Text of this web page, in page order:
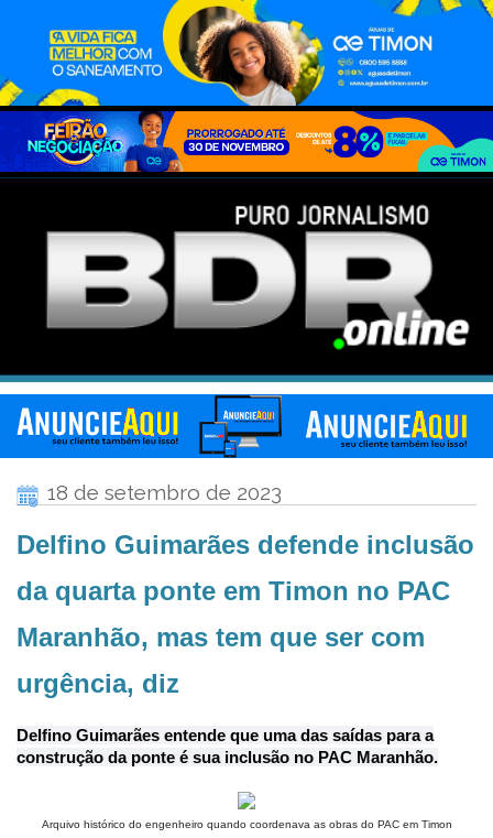
18 de setembro de 2023
Delfino Guimarães defende inclusão
da quarta ponte em Timon no PAC
Maranhão, mas tem que ser com
urgência, diz
Delfino Guimarães entende que uma das saídas para a
construção da ponte é sua inclusão no PAC Maranhão.
Arquivo histórico do engenheiro quando coordenava as obras do PAC em Timon